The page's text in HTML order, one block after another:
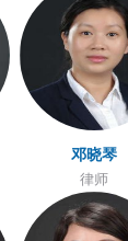
邓晓琴
律师